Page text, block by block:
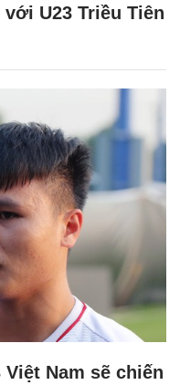
U23 Triều Tiên
Việt Nam sẽ chiến